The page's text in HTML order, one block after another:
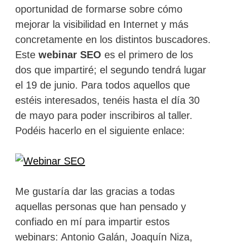
oportunidad de formarse sobre cómo
mejorar la visibilidad en Internet y más
concretamente en los distintos buscadores.
Este webinar SEO es el primero de los
dos que impartiré; el segundo tendrá lugar
el 19 de junio. Para todos aquellos que
estéis interesados, tenéis hasta el día 30
de mayo para poder inscribiros al taller.
Podéis hacerlo en el siguiente enlace:
Me gustaría dar las gracias a todas
aquellas personas que han pensado y
confiado en mí para impartir estos
webinars: Antonio Galán, Joaquín Niza,